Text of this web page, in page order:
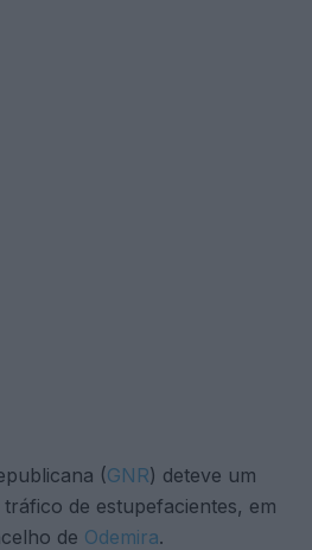
(GNR) deteve um
de estupefacientes, em
de Odemira.